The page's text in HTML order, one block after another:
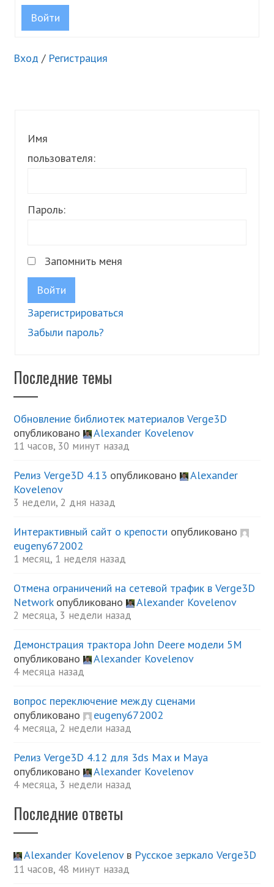
Войти
Вход / Регистрация
Имя
пользователя:
Пароль:
Запомнить меня
Войти
Зарегистрироваться
Забыли пароль?
Последние темы
Обновление библиотек материалов Verge3D
опубликовано
Alexander Kovelenov
11 часов, 30 минут назад
Релиз Verge3D 4.13 опубликовано
Alexander
Kovelenov
3 недели, 2 дня назад
Интерактивный сайт о крепости опубликовано
eugeny672002
1 месяц, 1 неделя назад
Отмена ограничений на сетевой трафик в Verge3D
Networkопубликовано Alexander Kovelenov
2 месяца, 3 недели назад
Демонстрация трактора John Deere модели 5М
опубликовано
Alexander Kovelenov
4 месяца назад
вопрос переключение между сценами
опубликовано
eugeny672002
4 месяца, 2 недели назад
Релиз Verge3D 4.12 для 3ds Max и Maya
опубликовано
Alexander Kovelenov
4 месяца, 3 недели назад
Последние ответы
Alexander Kovelenovв Русское зеркало Verge3D
11 часов, 48 минут назад